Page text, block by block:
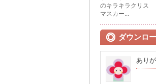
のキラキラクリス
マスカー...
ダウンロ
あり